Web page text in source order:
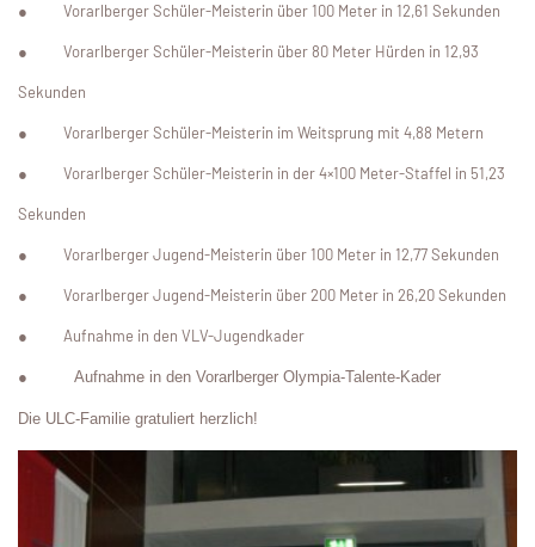
● Vorarlberger Schüler-Meisterin über 100 Meter in 12,61 Sekunden
● Vorarlberger Schüler-Meisterin über 80 Meter Hürden in 12,93
Sekunden
● Vorarlberger Schüler-Meisterin im Weitsprung mit 4,88 Metern
● Vorarlberger Schüler-Meisterin in der 4×100 Meter-Staffel in 51,23
Sekunden
● Vorarlberger Jugend-Meisterin über 100 Meter in 12,77 Sekunden
● Vorarlberger Jugend-Meisterin über 200 Meter in 26,20 Sekunden
● Aufnahme in den VLV-Jugendkader
● Aufnahme in den Vorarlberger Olympia-Talente-Kader
Die ULC-Familie gratuliert herzlich!